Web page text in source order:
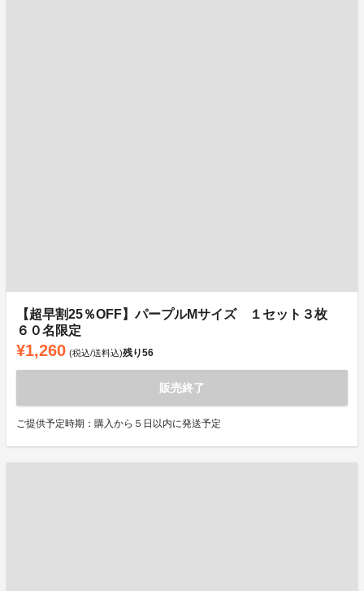
【超早割25％OFF】パープルMサイズ １セット３枚
６０名限定
¥1,260 (税込/送料込)残り56
販売終了
ご提供予定時期：購入から５日以内に発送予定